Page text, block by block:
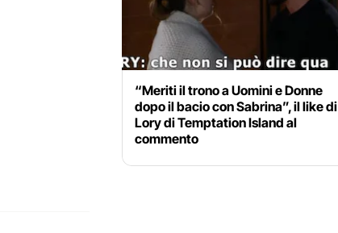
“Meriti il trono a Uomini e Donne
dopo il bacio con Sabrina”, il like di
Lory di Temptation Island al
commento